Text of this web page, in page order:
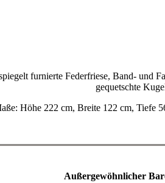
furnierte Federfriese, Band- und
gequetschte
Höhe 222 cm, Breite 122 cm, Tiefe
Außergewöhnlicher